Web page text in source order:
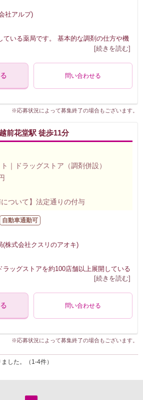
社アルプ)
ている薬局です。 基本的な調剤の仕方や機
[続きを読む]
問い合わせる
※応募状況によって募集終了の場合もございます。
前花堂駅 徒歩11分
｜ドラッグストア（調剤併設）
について】法定通りの付与
自動車通勤可
(株式会社クスリのアオキ)
ッグストアを約100店舗以上展開している
[続きを読む]
問い合わせる
※応募状況によって募集終了の場合もございます。
した。（1-4件）